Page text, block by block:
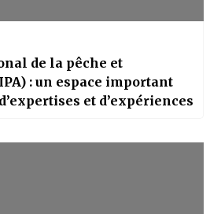
de la pêche et
: un espace important
et d’expériences